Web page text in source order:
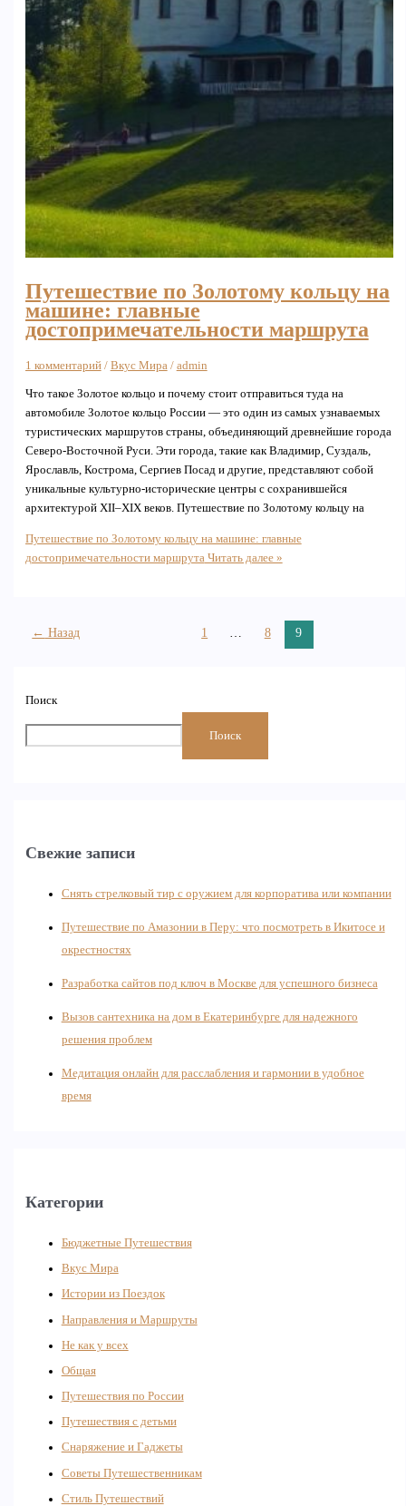
Поиск
Поиск
Свежие записи
Снять стрелковый тир с оружием для корпоратива или компании
Путешествие по Амазонии в Перу: что посмотреть в Икитосе и
окрестностях
Разработка сайтов под ключ в Москве для успешного бизнеса
Вызов сантехника на дом в Екатеринбурге для надежного
решения проблем
Медитация онлайн для расслабления и гармонии в удобное
время
Категории
Бюджетные Путешествия
Вкус Мира
Истории из Поездок
Направления и Маршруты
Не как у всех
Общая
Путешествия по России
Путешествия с детьми
Снаряжение и Гаджеты
Советы Путешественникам
Стиль Путешествий
Путешествие по Золотому кольцу на
машине: главные
достопримечательности маршрута
1 комментарий / Вкус Мира / admin
Что такое Золотое кольцо и почему стоит отправиться туда на
автомобиле Золотое кольцо России — это один из самых узнаваемых
туристических маршрутов страны, объединяющий древнейшие города
Северо-Восточной Руси. Эти города, такие как Владимир, Суздаль,
Ярославль, Кострома, Сергиев Посад и другие, представляют собой
уникальные культурно-исторические центры с сохранившейся
архитектурой XII–XIX веков. Путешествие по Золотому кольцу на
Путешествие по Золотому кольцу на машине: главные
достопримечательности маршрутаЧитать далее »
← Назад 1 8 9